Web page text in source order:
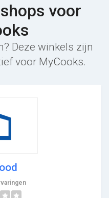
voor
Deze winkels zijn
voor MyCooks.